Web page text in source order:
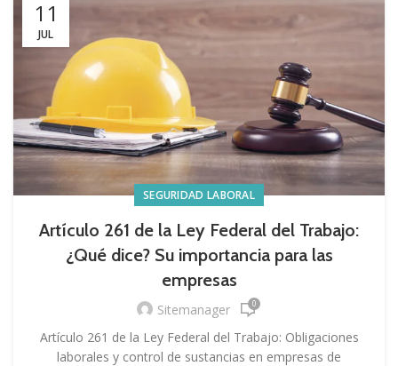
11
JUL
SEGURIDAD LABORAL
Artículo 261 de la Ley Federal del Trabajo:
¿Qué dice? Su importancia para las
empresas
Sitemanager 0
Artículo 261 de la Ley Federal del Trabajo: Obligaciones
laborales y control de sustancias en empresas de